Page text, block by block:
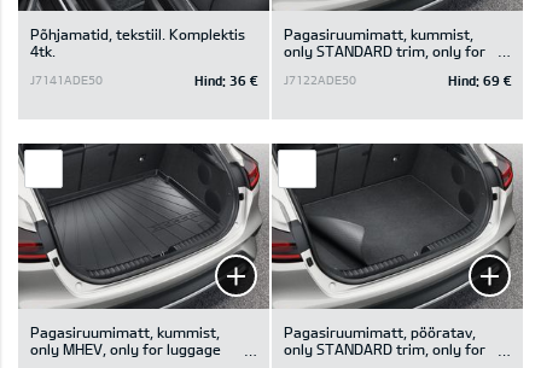
Põhjamatid, tekstiil. Komplektis
4tk.
J7141ADE50 Hind: 36 €
Pagasiruumimatt, kummist,
only STANDARD trim, only for
J7122ADE50 Hind: 69 €
Pagasiruumimatt, kummist,
only MHEV, only for luggage
Pagasiruumimatt, pööratav,
only STANDARD trim, only for